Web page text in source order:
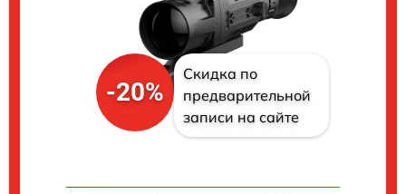
-20%
Скидка по
предварительной
записи на сайте